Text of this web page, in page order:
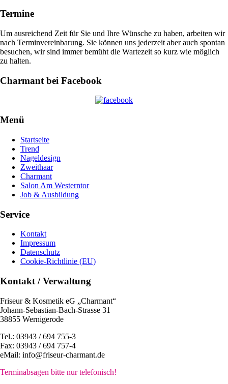
Termine
Um ausreichend Zeit für Sie und Ihre Wünsche zu haben, arbeiten wir
nach Terminvereinbarung. Sie können uns jederzeit aber auch spontan
besuchen, wir sind immer bemüht die Wartezeit so kurz wie möglich
zu halten.
Charmant bei Facebook
Menü
Startseite
Trend
Nageldesign
Zweithaar
Charmant
Salon Am Westerntor
Job & Ausbildung
Service
Kontakt
Impressum
Datenschutz
Cookie-Richtlinie (EU)
Kontakt / Verwaltung
Friseur & Kosmetik eG „Charmant“
Johann-Sebastian-Bach-Strasse 31
38855 Wernigerode
Tel.: 03943 / 694 755-3
Fax: 03943 / 694 757-4
eMail: info@friseur-charmant.de
Terminabsagen bitte nur telefonisch!